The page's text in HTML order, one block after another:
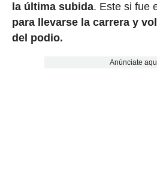
la última subida. Este si fue
para llevarse la carrera y
del podio.
Anúnciate